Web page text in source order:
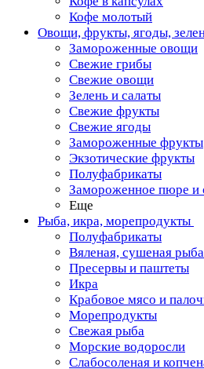
Кофе молотый
Овощи, фрукты, ягоды,
Замороженные овощи
Свежие грибы
Свежие овощи
Зелень и салаты
Свежие фрукты
Свежие ягоды
Замороженные фрукты
Экзотические фрукты
Полуфабрикаты
Замороженное пюре и
Еще
Рыба, икра, морепродукты
Полуфабрикаты
Вяленая, сушеная
Пресервы и паштеты
Икра
Крабовое мясо и
Морепродукты
Свежая рыба
Морские водоросли
Слабосоленая и